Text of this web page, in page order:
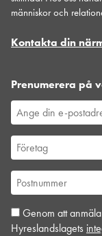
människor och
Kontakta din
Prenumerera på
Genom att
Hyreslandslagets